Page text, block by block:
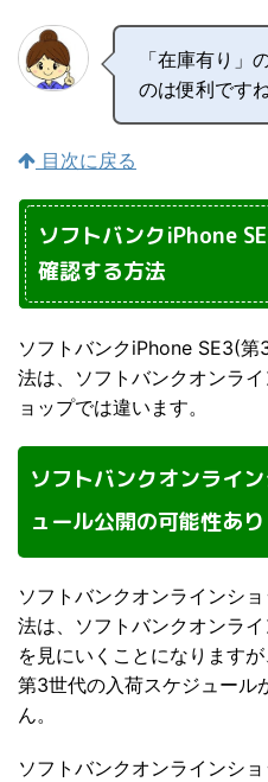
「在庫有り」
のは便利ですね
目次に戻る
ソフトバンクiPhone
確認する方法
ソフトバンクiPhone SE3(
法は、ソフトバンクオンラ
ョップでは違います。
ソフトバンクオンライ
ュール公開の可能性あり
ソフトバンクオンラインシ
法は、ソフトバンクオンラ
を見にいくことになります
第3世代の入荷スケジュール
ん。
ソフトバンクオンラインシ